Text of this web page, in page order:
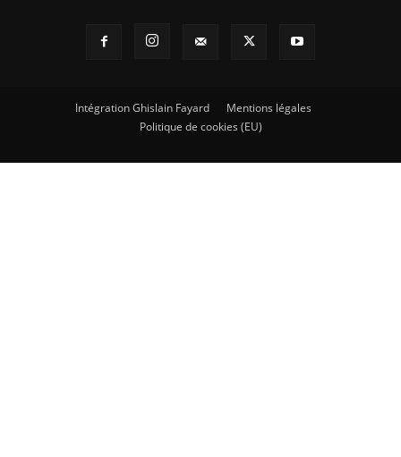
Intégration Ghislain Fayard
Mentions légales
Politique de cookies (EU)